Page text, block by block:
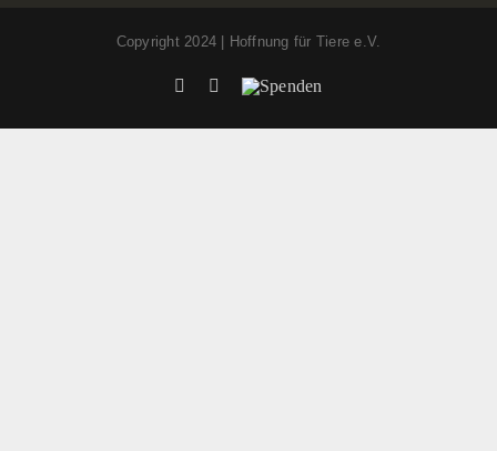
Copyright 2024 | Hoffnung für Tiere e.V.
FacebookInstagram
Spenden